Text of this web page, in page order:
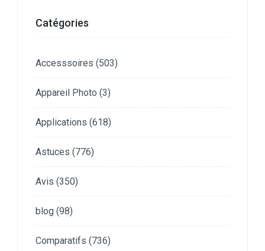
Catégories
Accesssoires (503)
Appareil Photo (3)
Applications (618)
Astuces (776)
Avis (350)
blog (98)
Comparatifs (736)